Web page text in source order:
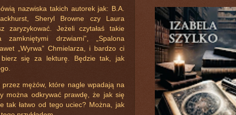
nazwiska takich autorek jak: B.A.
Sheryl Browne czy Laura
zaryzykować. Jeżeli czytałaś takie
zamkniętymi drzwiami”, „Spalona
„Wyrwa” Chmielarza, i bardzo ci
bierz się za lekturę. Będzie tak, jak
mężów, które nagle wpadają na
można odkrywać prawdę, że jak się
tak łatwo od tego uciec? Można, jak